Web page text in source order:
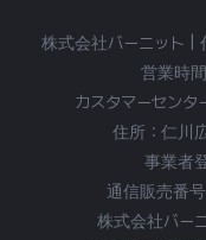
株式会社バーニット |
営業時
カスタマーセンタ
住所：仁川
事業者
通信販売番
株式会社バー